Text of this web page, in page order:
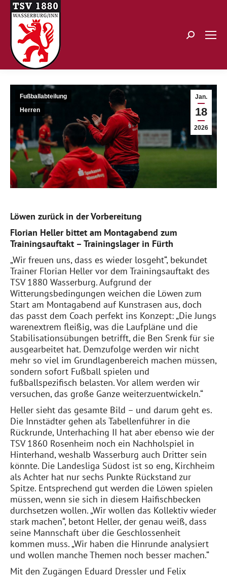
Search:
Jan.
18
2026
Fußballabteilung
Herren
Löwen zurück in der Vorbereitung
Florian Heller bittet am Montagabend zum
Trainingsauftakt – Trainingslager in Fürth
„Wir freuen uns, dass es wieder losgeht“, bekundet
Trainer Florian Heller vor dem Trainingsauftakt des
TSV 1880 Wasserburg. Aufgrund der
Witterungsbedingungen weichen die Löwen zum
Start am Montagabend auf Kunstrasen aus, doch
das passt dem Coach perfekt ins Konzept: „Die Jungs
warenextrem fleißig, was die Laufpläne und die
Stabilisationsübungen betrifft, die Ben Srenk für sie
ausgearbeitet hat. Demzufolge werden wir nicht
mehr so viel im Grundlagenbereich machen müssen,
sondern sofort Fußball spielen und
fußballspezifisch belasten. Vor allem werden wir
versuchen, das große Ganze weiterzuentwickeln.“
Heller sieht das gesamte Bild – und darum geht es.
Die Innstädter gehen als Tabellenführer in die
Rückrunde, Unterhaching II hat aber ebenso wie der
TSV 1860 Rosenheim noch ein Nachholspiel in
Hinterhand, weshalb Wasserburg auch Dritter sein
könnte. Die Landesliga Südost ist so eng, Kirchheim
als Achter hat nur sechs Punkte Rückstand zur
Spitze. Entsprechend gut werden die Löwen spielen
müssen, wenn sie sich in diesem Haifischbecken
durchsetzen wollen. „Wir wollen das Kollektiv wieder
stark machen“, betont Heller, der genau weiß, dass
seine Mannschaft über die Geschlossenheit
kommen muss. „Wir haben die Hinrunde analysiert
und wollen manche Themen noch besser machen.“
Mit den Zugängen Eduard Dressler und Felix